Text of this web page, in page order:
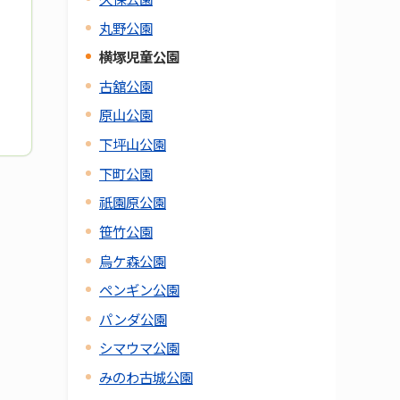
丸野公園
横塚児童公園
古舘公園
原山公園
下坪山公園
下町公園
祇園原公園
笹竹公園
烏ケ森公園
ペンギン公園
パンダ公園
シマウマ公園
みのわ古城公園